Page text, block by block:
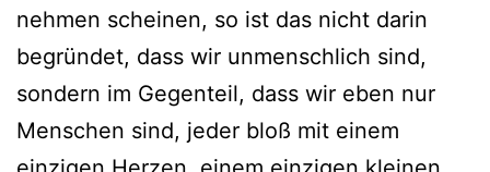
nehmen scheinen, so ist das nicht darin
begründet, dass wir unmenschlich sind,
sondern im Gegenteil, dass wir eben nur
Menschen sind, jeder bloß mit einem